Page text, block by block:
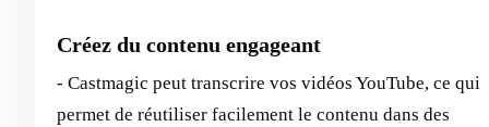
Créez du contenu engageant
- Castmagic peut transcrire vos vidéos YouTube, ce qui
permet de réutiliser facilement le contenu dans des